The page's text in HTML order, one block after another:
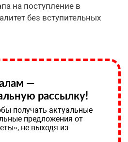
на поступление в
без вступительных
—
рассылку!
получать актуальные
предложения от
не выходя из